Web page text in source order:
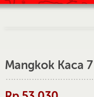
Mangkok Kaca